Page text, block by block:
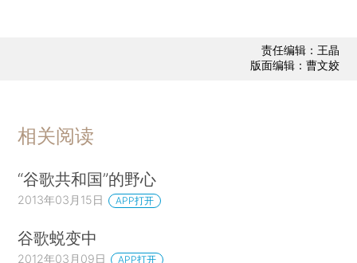
责任编辑：王晶
版面编辑：曹文姣
相关阅读
“谷歌共和国”的野心
2013年03月15日 APP打开
谷歌蜕变中
2012年03月09日 APP打开